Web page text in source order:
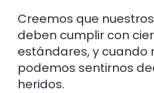
Creemos que
deben cumplir con
estándares, y cuando
podemos sentirnos
heridos.